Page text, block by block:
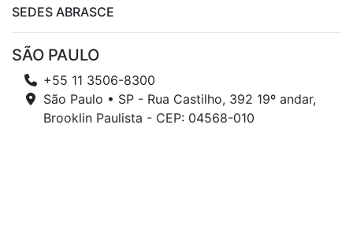
SEDES ABRASCE
SÃO PAULO
+55 11 3506-8300
São Paulo • SP - Rua Castilho, 392 19º andar,
Brooklin Paulista - CEP: 04568-010